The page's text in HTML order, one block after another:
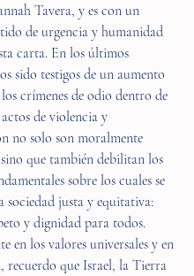
Tavera, y es con un
de urgencia y humanidad
carta. En los últimos
sido testigos de un aumento
crímenes de odio dentro de
de violencia y
no solo son moralmente
que también debilitan los
sobre los cuales se
sociedad justa y equitativa:
y dignidad para todos.
en los valores universales y en
recuerdo que Israel, la Tierra